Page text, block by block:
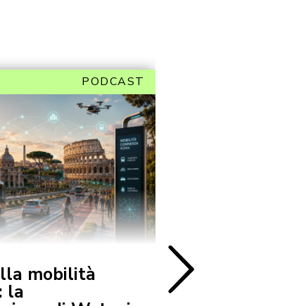
PODCAST
mobilità
la
TaDa, la